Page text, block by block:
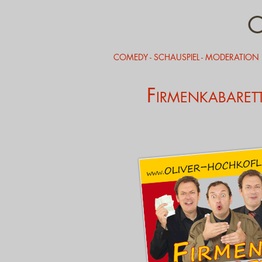
COMEDY - SCHAUSPIEL - MODERATION
F